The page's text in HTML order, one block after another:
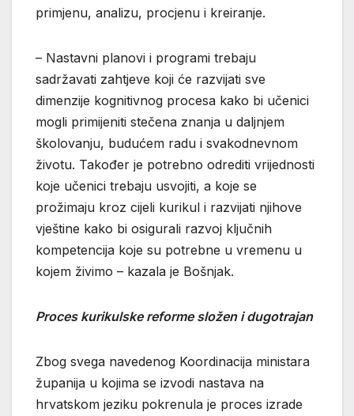
primjenu, analizu, procjenu i kreiranje.
– Nastavni planovi i programi trebaju
sadržavati zahtjeve koji će razvijati sve
dimenzije kognitivnog procesa kako bi učenici
mogli primijeniti stečena znanja u daljnjem
školovanju, budućem radu i svakodnevnom
životu. Također je potrebno odrediti vrijednosti
koje učenici trebaju usvojiti, a koje se
prožimaju kroz cijeli kurikul i razvijati njihove
vještine kako bi osigurali razvoj ključnih
kompetencija koje su potrebne u vremenu u
kojem živimo – kazala je Bošnjak.
Proces kurikulske reforme složen i dugotrajan
Zbog svega navedenog Koordinacija ministara
županija u kojima se izvodi nastava na
hrvatskom jeziku pokrenula je proces izrade